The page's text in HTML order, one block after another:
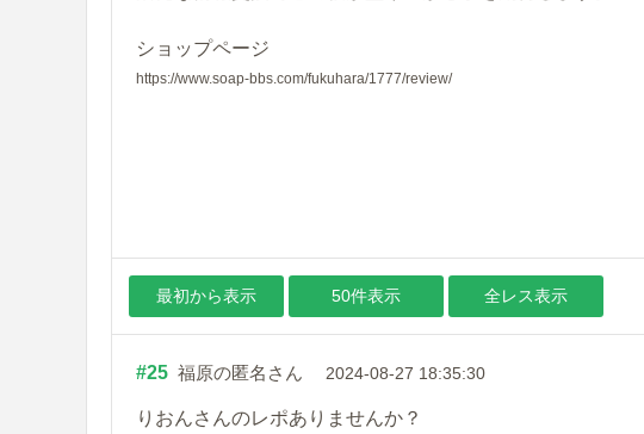
ショップページ
https://www.soap-bbs.com/fukuhara/1777/review/
最初から表示 50件表示 全レス表示
#25 福原の匿名さん 2024-08-27 18:35:30
りおんさんのレポありませんか？